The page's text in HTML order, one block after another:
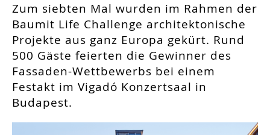
Zum siebten Mal wurden im Rahmen der
Baumit Life Challenge architektonische
Projekte aus ganz Europa gekürt. Rund
500 Gäste feierten die Gewinner des
Fassaden-Wettbewerbs bei einem
Festakt im Vigadó Konzertsaal in
Budapest.